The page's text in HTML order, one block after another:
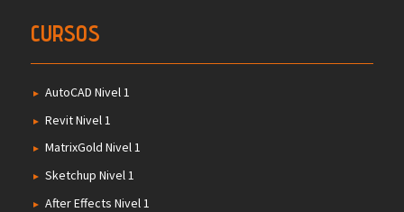
CURSOS
AutoCAD Nivel 1
Revit Nivel 1
MatrixGold Nivel 1
Sketchup Nivel 1
After Effects Nivel 1